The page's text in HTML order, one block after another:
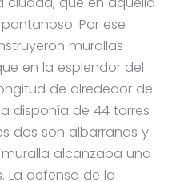
Por ese
murallas
en la esplendor del
de alrededor de
disponía de 44 torres
dos son albarranas y
alcanzaba una
La defensa de la